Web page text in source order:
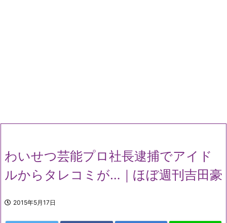
わいせつ芸能プロ社長逮捕でアイド
ルからタレコミが…｜ほぼ週刊吉田豪
2015年5月17日